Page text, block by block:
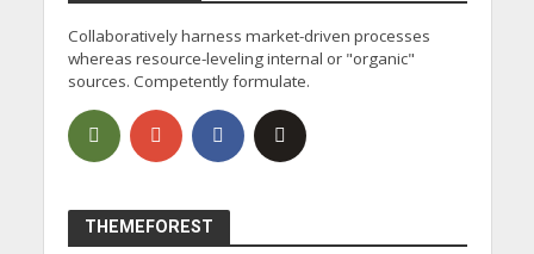
Collaboratively harness market-driven processes
whereas resource-leveling internal or "organic"
sources. Competently formulate.
THEMEFOREST